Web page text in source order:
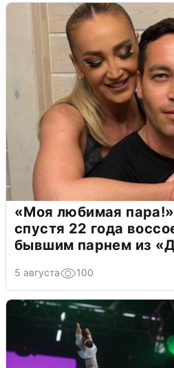
«Моя любимая
спустя 22 года
бывшим парнем из
5 августа 100